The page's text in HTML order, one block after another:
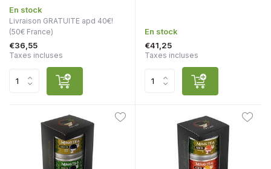
En stock
Livraison GRATUITE apd 40€!
(50€ France)
€36,55
Taxes incluses
En stock
€41,25
Taxes incluses